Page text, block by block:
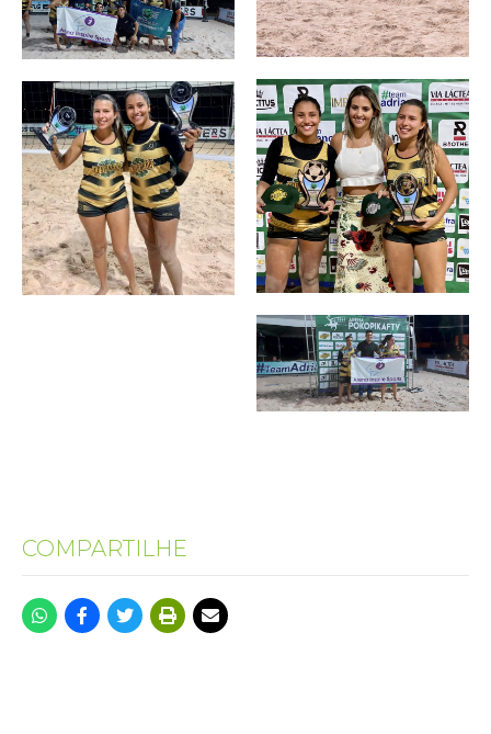
COMPARTILHE